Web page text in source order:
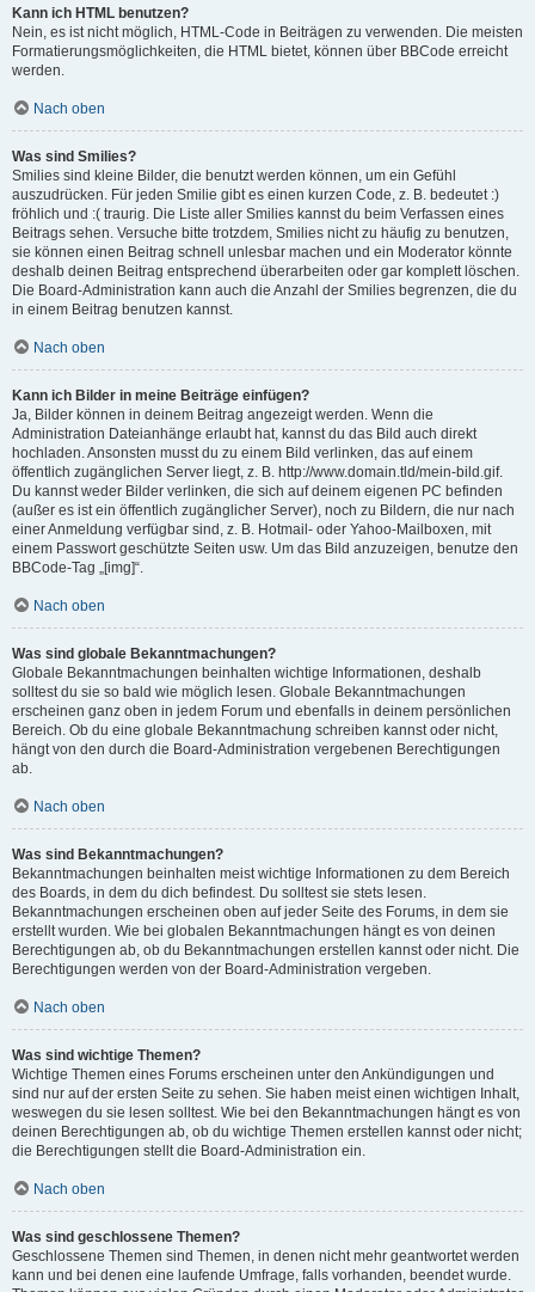
Kann ich HTML benutzen?
Nein, es ist nicht möglich, HTML-Code in Beiträgen zu verwenden. Die meisten
Formatierungsmöglichkeiten, die HTML bietet, können über BBCode erreicht
werden.
Nach oben
Was sind Smilies?
Smilies sind kleine Bilder, die benutzt werden können, um ein Gefühl
auszudrücken. Für jeden Smilie gibt es einen kurzen Code, z. B. bedeutet :)
fröhlich und :( traurig. Die Liste aller Smilies kannst du beim Verfassen eines
Beitrags sehen. Versuche bitte trotzdem, Smilies nicht zu häufig zu benutzen,
sie können einen Beitrag schnell unlesbar machen und ein Moderator könnte
deshalb deinen Beitrag entsprechend überarbeiten oder gar komplett löschen.
Die Board-Administration kann auch die Anzahl der Smilies begrenzen, die du
in einem Beitrag benutzen kannst.
Nach oben
Kann ich Bilder in meine Beiträge einfügen?
Ja, Bilder können in deinem Beitrag angezeigt werden. Wenn die
Administration Dateianhänge erlaubt hat, kannst du das Bild auch direkt
hochladen. Ansonsten musst du zu einem Bild verlinken, das auf einem
öffentlich zugänglichen Server liegt, z. B. http://www.domain.tld/mein-bild.gif.
Du kannst weder Bilder verlinken, die sich auf deinem eigenen PC befinden
(außer es ist ein öffentlich zugänglicher Server), noch zu Bildern, die nur nach
einer Anmeldung verfügbar sind, z. B. Hotmail- oder Yahoo-Mailboxen, mit
einem Passwort geschützte Seiten usw. Um das Bild anzuzeigen, benutze den
BBCode-Tag „[img]“.
Nach oben
Was sind globale Bekanntmachungen?
Globale Bekanntmachungen beinhalten wichtige Informationen, deshalb
solltest du sie so bald wie möglich lesen. Globale Bekanntmachungen
erscheinen ganz oben in jedem Forum und ebenfalls in deinem persönlichen
Bereich. Ob du eine globale Bekanntmachung schreiben kannst oder nicht,
hängt von den durch die Board-Administration vergebenen Berechtigungen
ab.
Nach oben
Was sind Bekanntmachungen?
Bekanntmachungen beinhalten meist wichtige Informationen zu dem Bereich
des Boards, in dem du dich befindest. Du solltest sie stets lesen.
Bekanntmachungen erscheinen oben auf jeder Seite des Forums, in dem sie
erstellt wurden. Wie bei globalen Bekanntmachungen hängt es von deinen
Berechtigungen ab, ob du Bekanntmachungen erstellen kannst oder nicht. Die
Berechtigungen werden von der Board-Administration vergeben.
Nach oben
Was sind wichtige Themen?
Wichtige Themen eines Forums erscheinen unter den Ankündigungen und
sind nur auf der ersten Seite zu sehen. Sie haben meist einen wichtigen Inhalt,
weswegen du sie lesen solltest. Wie bei den Bekanntmachungen hängt es von
deinen Berechtigungen ab, ob du wichtige Themen erstellen kannst oder nicht;
die Berechtigungen stellt die Board-Administration ein.
Nach oben
Was sind geschlossene Themen?
Geschlossene Themen sind Themen, in denen nicht mehr geantwortet werden
kann und bei denen eine laufende Umfrage, falls vorhanden, beendet wurde.